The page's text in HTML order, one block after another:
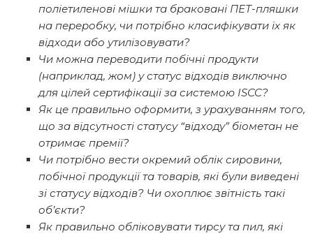
поліетиленові мішки та браковані ПЕТ-пляшки
на переробку, чи потрібно класифікувати їх як
відходи або утилізовувати?
Чи можна переводити побічні продукти
(наприклад, жом) у статус відходів виключно
для цілей сертифікації за системою ISCC?
Як це правильно оформити, з урахуванням того,
що за відсутності статусу “відходу” біометан не
отримає премії?
Чи потрібно вести окремий облік сировини,
побічної продукції та товарів, які були виведені
зі статусу відходів? Чи охоплює звітність такі
об’єкти?
Як правильно обліковувати тирсу та пил, які